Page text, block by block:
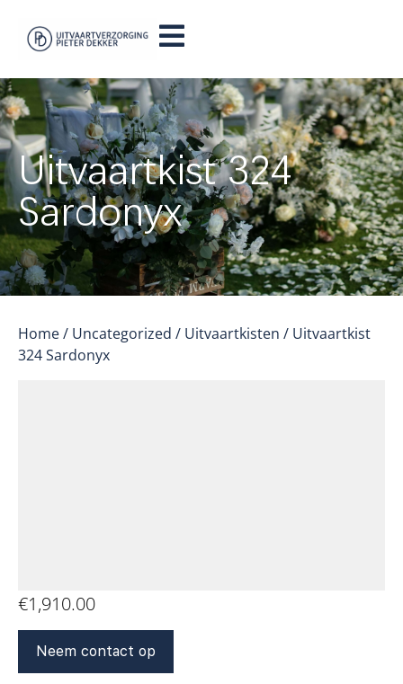
Uitvaartkist 324
Sardonyx
Home/ Uncategorized / Uitvaartkisten / Uitvaartkist
324 Sardonyx
€1,910.00
Neem contact op